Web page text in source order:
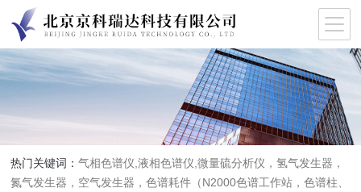
热门关键词：气相色谱仪,液相色谱仪,微量硫分析仪，氢气发生器，
氮气发生器，空气发生器，色谱耗件（N2000色谱工作站，色谱柱、